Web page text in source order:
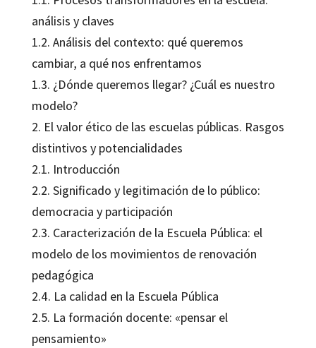
análisis y claves
1.2. Análisis del contexto: qué queremos
cambiar, a qué nos enfrentamos
1.3. ¿Dónde queremos llegar? ¿Cuál es nuestro
modelo?
2. El valor ético de las escuelas públicas. Rasgos
distintivos y potencialidades
2.1. Introducción
2.2. Significado y legitimación de lo público:
democracia y participación
2.3. Caracterización de la Escuela Pública: el
modelo de los movimientos de renovación
pedagógica
2.4. La calidad en la Escuela Pública
2.5. La formación docente: «pensar el
pensamiento»